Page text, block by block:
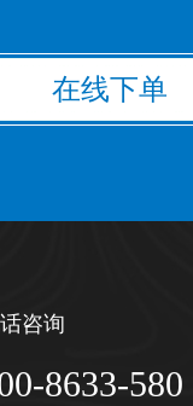
在线下单
咨询
8633-580